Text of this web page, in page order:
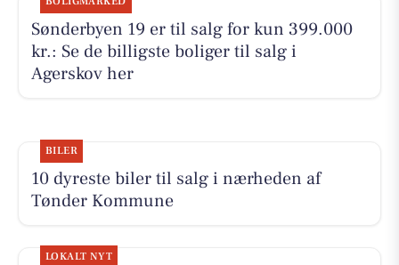
Sønderbyen 19 er til salg for kun 399.000
kr.: Se de billigste boliger til salg i
Agerskov her
BILER
10 dyreste biler til salg i nærheden af
Tønder Kommune
LOKALT NYT